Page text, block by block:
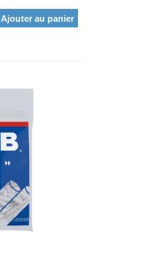
Ajouter au panier